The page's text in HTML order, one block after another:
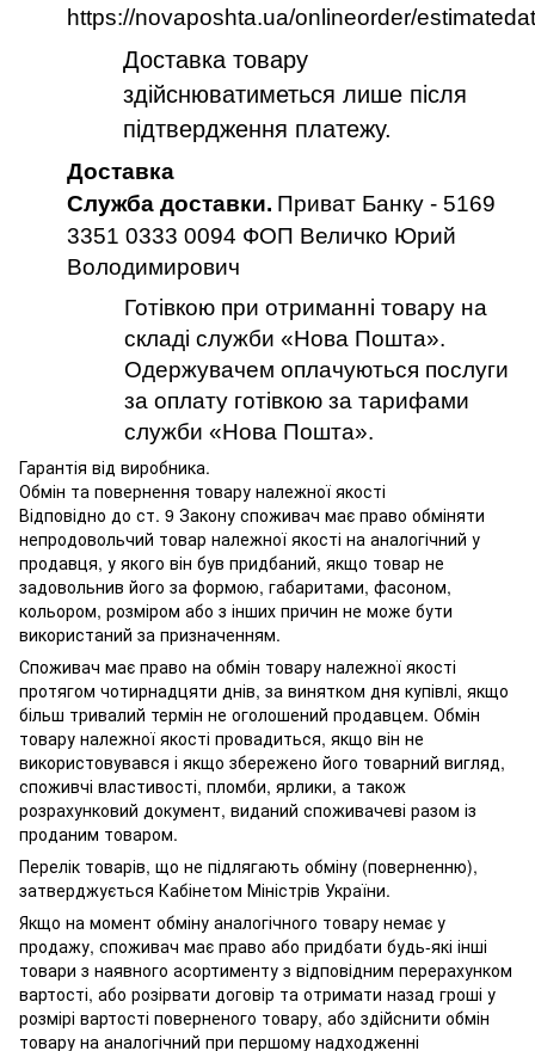
https://novaposhta.ua/onlineorder/
Доставка товару
здійснюватиметься лише після
підтвердження платежу.
Доставка
Служба доставки. Приват Банку - 5169
3351 0333 0094 ФОП Величко Юрий
Володимирович
Готівкою при отриманні товару на
складі служби «Нова Пошта».
Одержувачем оплачуються послуги
за оплату готівкою за тарифами
служби «Нова Пошта».
Гарантія від виробника.
Обмін та повернення товару належної якості
Відповідно до ст. 9 Закону споживач має право обміняти
непродовольчий товар належної якості на аналогічний у
продавця, у якого він був придбаний, якщо товар не
задовольнив його за формою, габаритами, фасоном,
кольором, розміром або з інших причин не може бути
використаний за призначенням.
Споживач має право на обмін товару належної якості
протягом чотирнадцяти днів, за винятком дня купівлі, якщо
більш тривалий термін не оголошений продавцем. Обмін
товару належної якості провадиться, якщо він не
використовувався і якщо збережено його товарний вигляд,
споживчі властивості, пломби, ярлики, а також
розрахунковий документ, виданий споживачеві разом із
проданим товаром.
Перелік товарів, що не підлягають обміну (поверненню),
затверджується Кабінетом Міністрів України.
Якщо на момент обміну аналогічного товару немає у
продажу, споживач має право або придбати будь-які інші
товари з наявного асортименту з відповідним перерахунком
вартості, або розірвати договір та отримати назад гроші у
розмірі вартості поверненого товару, або здійснити обмін
товару на аналогічний при першому надходженні